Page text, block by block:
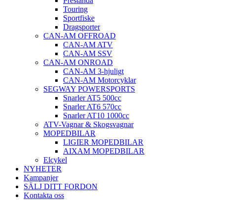
Touring
Sportfiske
Dragsporter
CAN-AM OFFROAD
CAN-AM ATV
CAN-AM SSV
CAN-AM ONROAD
CAN-AM 3-hjuligt
CAN-AM Motorcyklar
SEGWAY POWERSPORTS
Snarler AT5 500cc
Snarler AT6 570cc
Snarler AT10 1000cc
ATV-Vagnar & Skogsvagnar
MOPEDBILAR
LIGIER MOPEDBILAR
AIXAM MOPEDBILAR
Elcykel
NYHETER
Kampanjer
SÄLJ DITT FORDON
Kontakta oss